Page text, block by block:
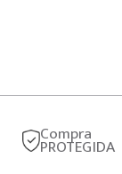
Compra
PROTEGIDA